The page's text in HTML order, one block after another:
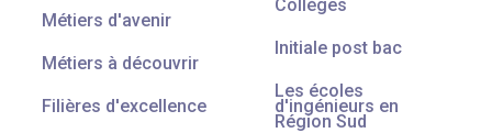
Métiers d'avenir
Métiers à découvrir
Filières d'excellence
Collèges
Initiale post bac
Les écoles
d'ingénieurs en
Région Sud